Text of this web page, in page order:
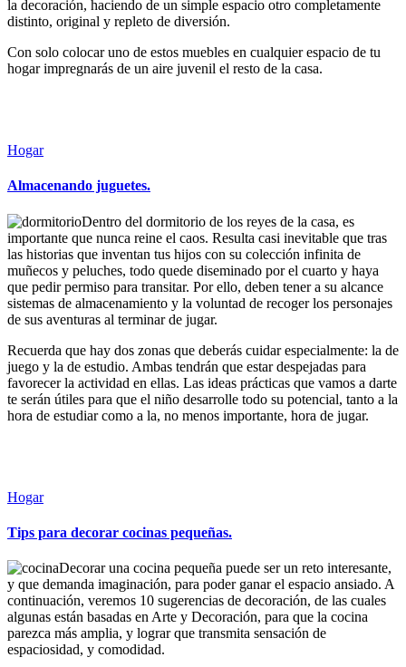
la decoración, haciendo de un simple espacio otro completamente
distinto, original y repleto de diversión.
Con solo colocar uno de estos muebles en cualquier espacio de tu
hogar impregnarás de un aire juvenil el resto de la casa.
Publicada
Hogar
Almacenando juguetes.
Dentro del dormitorio de los reyes de la casa, es
importante que nunca reine el caos. Resulta casi inevitable que tras
las historias que inventan tus hijos con su colección infinita de
muñecos y peluches, todo quede diseminado por el cuarto y haya
que pedir permiso para transitar. Por ello, deben tener a su alcance
sistemas de almacenamiento y la voluntad de recoger los personajes
de sus aventuras al terminar de jugar.
Recuerda que hay dos zonas que deberás cuidar especialmente: la de
juego y la de estudio. Ambas tendrán que estar despejadas para
favorecer la actividad en ellas. Las ideas prácticas que vamos a darte
te serán útiles para que el niño desarrolle todo su potencial, tanto a la
hora de estudiar como a la, no menos importante, hora de jugar.
Publicada
Hogar
Tips para decorar cocinas pequeñas.
Decorar una cocina pequeña puede ser un reto interesante,
y que demanda imaginación, para poder ganar el espacio ansiado. A
continuación, veremos 10 sugerencias de decoración, de las cuales
algunas están basadas en Arte y Decoración, para que la cocina
parezca más amplia, y lograr que transmita sensación de
espaciosidad, y comodidad.